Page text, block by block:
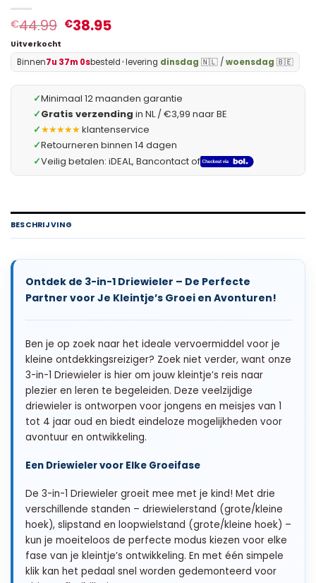
€44.99 €38.95
Uitverkocht
Binnen7u 37m 0sbesteld•levering dinsdag 🇳🇱 /woensdag 🇧🇪
✓Minimaal 12 maanden garantie
✓Gratis verzending in NL / €3,99 naar BE
✓★★★★★klantenservice
✓Retourneren binnen 14 dagen
✓Veilig betalen: iDEAL, Bancontact of
BESCHRIJVING
Ontdek de 3-in-1 Driewieler – De Perfecte
Partner voor Je Kleintje’s Groei en Avonturen!
Ben je op zoek naar het ideale vervoermiddel voor je
kleine ontdekkingsreiziger? Zoek niet verder, want onze
3-in-1 Driewieler is hier om jouw kleintje’s reis naar
plezier en leren te begeleiden. Deze veelzijdige
driewieler is ontworpen voor jongens en meisjes van 1
tot 4 jaar oud en biedt eindeloze mogelijkheden voor
avontuur en ontwikkeling.
Een Driewieler voor Elke Groeifase
De 3-in-1 Driewieler groeit mee met je kind! Met drie
verschillende standen – driewielerstand (grote/kleine
hoek), slipstand en loopwielstand (grote/kleine hoek) –
kun je moeiteloos de perfecte modus kiezen voor elke
fase van je kleintje’s ontwikkeling. En met één simpele
klik kan het pedaal snel worden gedemonteerd voor